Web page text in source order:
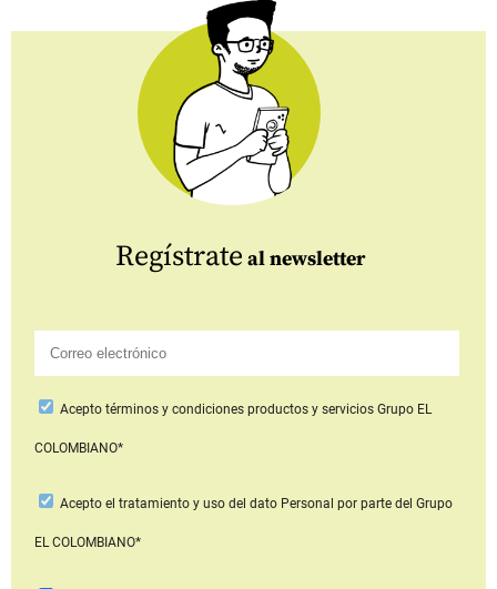
Regístrate al newsletter
Aceptotérminos y condiciones productos y serviciosGrupo EL
COLOMBIANO*
Acepto el tratamiento y uso del dato Personal por parte del Grupo
EL COLOMBIANO*